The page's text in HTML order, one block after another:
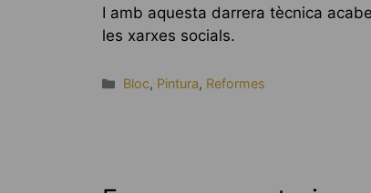
I amb aquesta darrera tècnica
les xarxes socials.
Categories
Bloc, Pintura, Reformes